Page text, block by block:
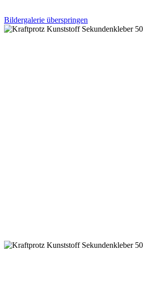
Bildergalerie überspringen